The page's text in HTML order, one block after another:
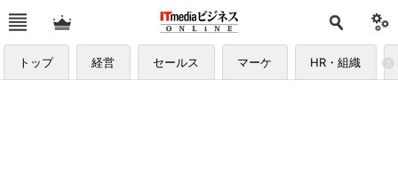
トップ 経営 セールス マーケ HR・組織